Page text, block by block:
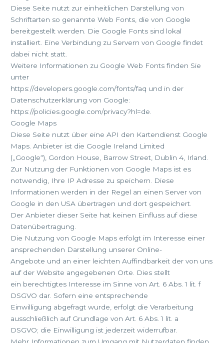
Diese Seite nutzt zur einheitlichen Darstellung von
Schriftarten so genannte Web Fonts, die von Google
bereitgestellt werden. Die Google Fonts sind lokal
installiert. Eine Verbindung zu Servern von Google findet
dabei nicht statt.
Weitere Informationen zu Google Web Fonts finden Sie
unter
https://developers.google.com/fonts/faq und in der
Datenschutzerklärung von Google:
https://policies.google.com/privacy?hl=de.
Google Maps
Diese Seite nutzt über eine API den Kartendienst Google
Maps. Anbieter ist die Google Ireland Limited
(„Google“), Gordon House, Barrow Street, Dublin 4, Irland.
Zur Nutzung der Funktionen von Google Maps ist es
notwendig, Ihre IP Adresse zu speichern. Diese
Informationen werden in der Regel an einen Server von
Google in den USA übertragen und dort gespeichert.
Der Anbieter dieser Seite hat keinen Einfluss auf diese
Datenübertragung.
Die Nutzung von Google Maps erfolgt im Interesse einer
ansprechenden Darstellung unserer Online-
Angebote und an einer leichten Auffindbarkeit der von uns
auf der Website angegebenen Orte. Dies stellt
ein berechtigtes Interesse im Sinne von Art. 6 Abs. 1 lit. f
DSGVO dar. Sofern eine entsprechende
Einwilligung abgefragt wurde, erfolgt die Verarbeitung
ausschließlich auf Grundlage von Art. 6 Abs. 1 lit. a
DSGVO; die Einwilligung ist jederzeit widerrufbar.